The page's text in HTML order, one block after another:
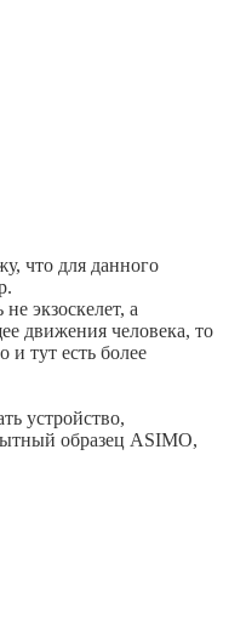
что для данного
экзоскелет, а
движения человека, то
и тут есть более
устройство,
образец ASIMO,